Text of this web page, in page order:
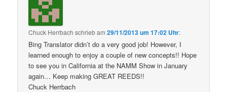
Chuck Herrbach schriebam29/11/2013 um 17:02 Uhr:
Bing Translator didn’t do a very good job! However, I
learned enough to enjoy a couple of new concepts!! Hope
to see you in California at the NAMM Show in January
again… Keep making GREAT REEDS!!
Chuck Herrbach